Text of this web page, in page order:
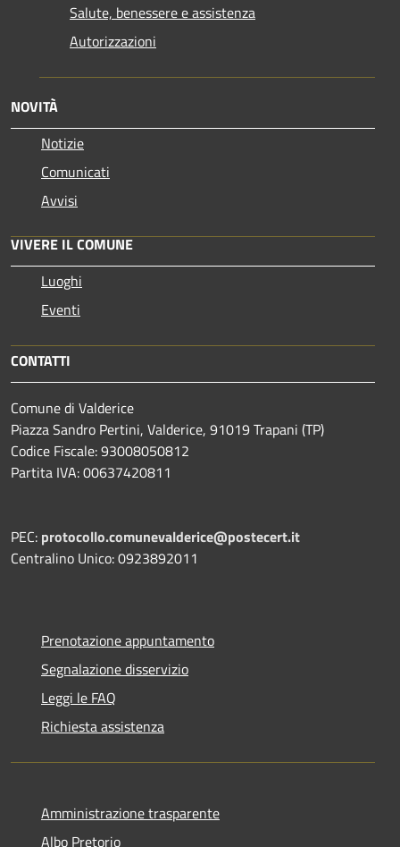
Salute, benessere e assistenza
Autorizzazioni
NOVITÀ
Notizie
Comunicati
Avvisi
VIVERE IL COMUNE
Luoghi
Eventi
CONTATTI
Comune di Valderice
Piazza Sandro Pertini, Valderice, 91019 Trapani (TP)
Codice Fiscale: 93008050812
Partita IVA: 00637420811
PEC: protocollo.comunevalderice@postecert.it
Centralino Unico: 0923892011
Prenotazione appuntamento
Segnalazione disservizio
Leggi le FAQ
Richiesta assistenza
Amministrazione trasparente
Albo Pretorio